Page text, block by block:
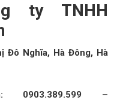
ty TNHH
Đô Nghĩa, Hà Đông, Hà
0903.389.599 –